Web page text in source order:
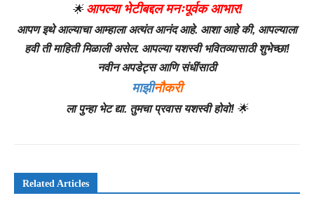
🌟 आपल्या भेटीबद्दल मनःपूर्वक आभार!
आपण इथे आल्याचा आम्हाला अत्यंत आनंद आहे. आशा आहे की, आपल्याला
हवी ती माहिती मिळाली असेल. आपल्या यशस्वी भवितव्यासाठी शुभेच्छा!
नवीन अपडेट्स आणि संधींसाठी
माझीनौकरी
ला पुन्हा भेट द्या. तुमचा प्रवास यशस्वी होवो! 🌟
Related Articles